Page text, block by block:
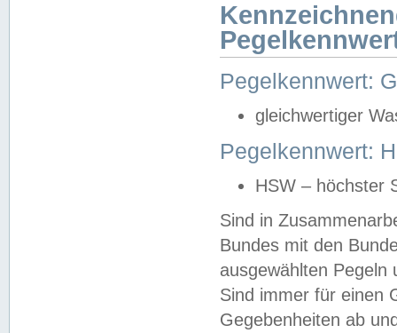
Pegelkennwert:
gleichwertiger
Pegelkennwert:
HSW – höchster
Sind in
Bundes mit den
ausgewählten
Sind immer für einen
Gegebenheiten ab